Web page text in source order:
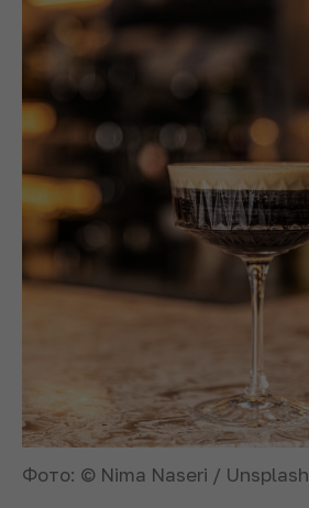
Фото: © Nima Naseri / Unsplash